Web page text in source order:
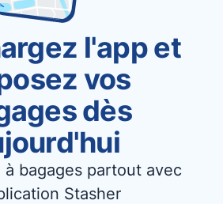
l'app et
vos
dès
à bagages partout avec
Stasher